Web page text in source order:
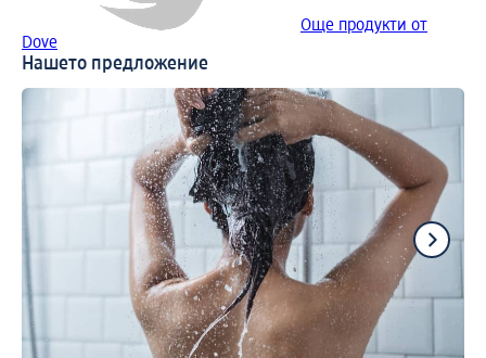
Още продукти от
Dove
Нашето предложение